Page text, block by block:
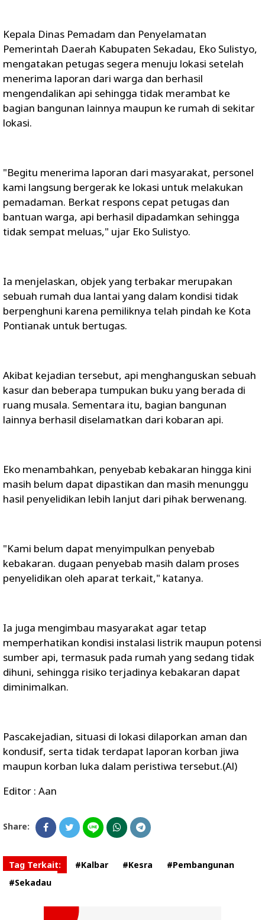
Kepala Dinas Pemadam dan Penyelamatan
Pemerintah Daerah Kabupaten Sekadau, Eko Sulistyo,
mengatakan petugas segera menuju lokasi setelah
menerima laporan dari warga dan berhasil
mengendalikan api sehingga tidak merambat ke
bagian bangunan lainnya maupun ke rumah di sekitar
lokasi.
"Begitu menerima laporan dari masyarakat, personel
kami langsung bergerak ke lokasi untuk melakukan
pemadaman. Berkat respons cepat petugas dan
bantuan warga, api berhasil dipadamkan sehingga
tidak sempat meluas," ujar Eko Sulistyo.
Ia menjelaskan, objek yang terbakar merupakan
sebuah rumah dua lantai yang dalam kondisi tidak
berpenghuni karena pemiliknya telah pindah ke Kota
Pontianak untuk bertugas.
Akibat kejadian tersebut, api menghanguskan sebuah
kasur dan beberapa tumpukan buku yang berada di
ruang musala. Sementara itu, bagian bangunan
lainnya berhasil diselamatkan dari kobaran api.
Eko menambahkan, penyebab kebakaran hingga kini
masih belum dapat dipastikan dan masih menunggu
hasil penyelidikan lebih lanjut dari pihak berwenang.
"Kami belum dapat menyimpulkan penyebab
kebakaran. dugaan penyebab masih dalam proses
penyelidikan oleh aparat terkait," katanya.
Ia juga mengimbau masyarakat agar tetap
memperhatikan kondisi instalasi listrik maupun potensi
sumber api, termasuk pada rumah yang sedang tidak
dihuni, sehingga risiko terjadinya kebakaran dapat
diminimalkan.
Pascakejadian, situasi di lokasi dilaporkan aman dan
kondusif, serta tidak terdapat laporan korban jiwa
maupun korban luka dalam peristiwa tersebut.(Al)
Editor : Aan
Share:
Tag Terkait: #Kalbar #Kesra
#Pembangunan
#Sekadau